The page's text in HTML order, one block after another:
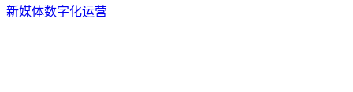
新媒体数字化运营